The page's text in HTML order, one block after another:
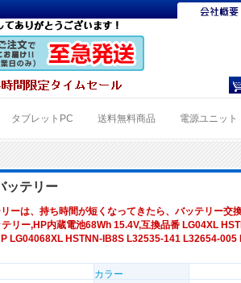
タブレットPC 送料無料商品 電源ユニット
ッテリー
ーは、持ち時間が短くなってきたら、バッテリー交
リー,HP内蔵電池68Wh 15.4V,互換品番 LG04XL
LG04068XL HSTNN-IB8S L32535-141 L32654-005
カラー